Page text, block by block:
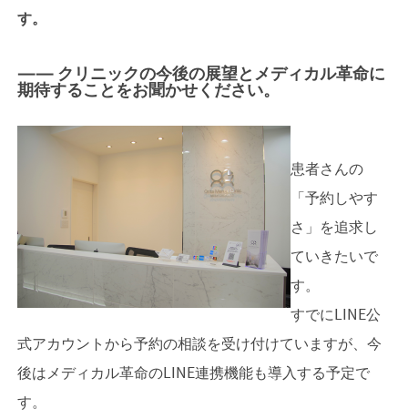
す。
—— クリニックの今後の展望とメディカル革命に
期待することをお聞かせください。
患者さんの
「予約しやす
さ」を追求し
ていきたいで
す。
すでにLINE公
式アカウントから予約の相談を受け付けていますが、今
後はメディカル革命のLINE連携機能も導入する予定で
す。